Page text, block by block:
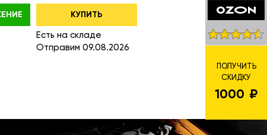
КУПИТЬ
Есть на складе
Отправим 09.08.2026
ПОЛУЧИТЬ
СКИДКУ
1000